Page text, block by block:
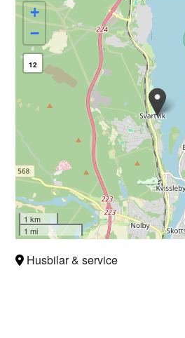
+
−
12
1 km
1 mi
Husbilar & service